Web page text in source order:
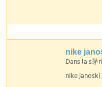
nike
Dans la s茅
nike